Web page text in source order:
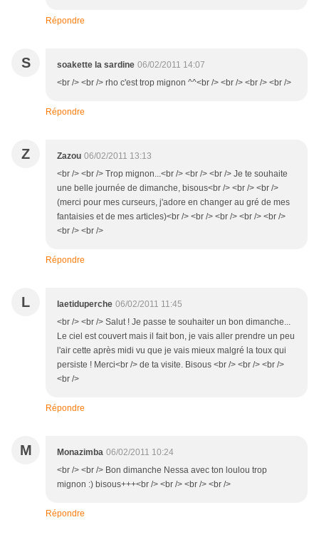
Répondre
S soakette la sardine 06/02/2011 14:07
<br /> <br /> rho c'est trop mignon ^^<br /> <br /> <br /> <br />
Répondre
Z Zazou 06/02/2011 13:13
<br /> <br /> Trop mignon...<br /> <br /> <br /> Je te souhaite
une belle journée de dimanche, bisous<br /> <br /> <br />
(merci pour mes curseurs, j'adore en changer au gré de mes
fantaisies et de mes articles)<br /> <br /> <br /> <br /> <br />
<br /> <br />
Répondre
L laetiduperche 06/02/2011 11:45
<br /> <br /> Salut ! Je passe te souhaiter un bon dimanche...
Le ciel est couvert mais il fait bon, je vais aller prendre un peu
l'air cette après midi vu que je vais mieux malgré la toux qui
persiste ! Merci<br /> de ta visite. Bisous <br /> <br /> <br />
<br />
Répondre
M Monazimba 06/02/2011 10:24
<br /> <br /> Bon dimanche Nessa avec ton loulou trop
mignon :) bisous+++<br /> <br /> <br /> <br />
Répondre